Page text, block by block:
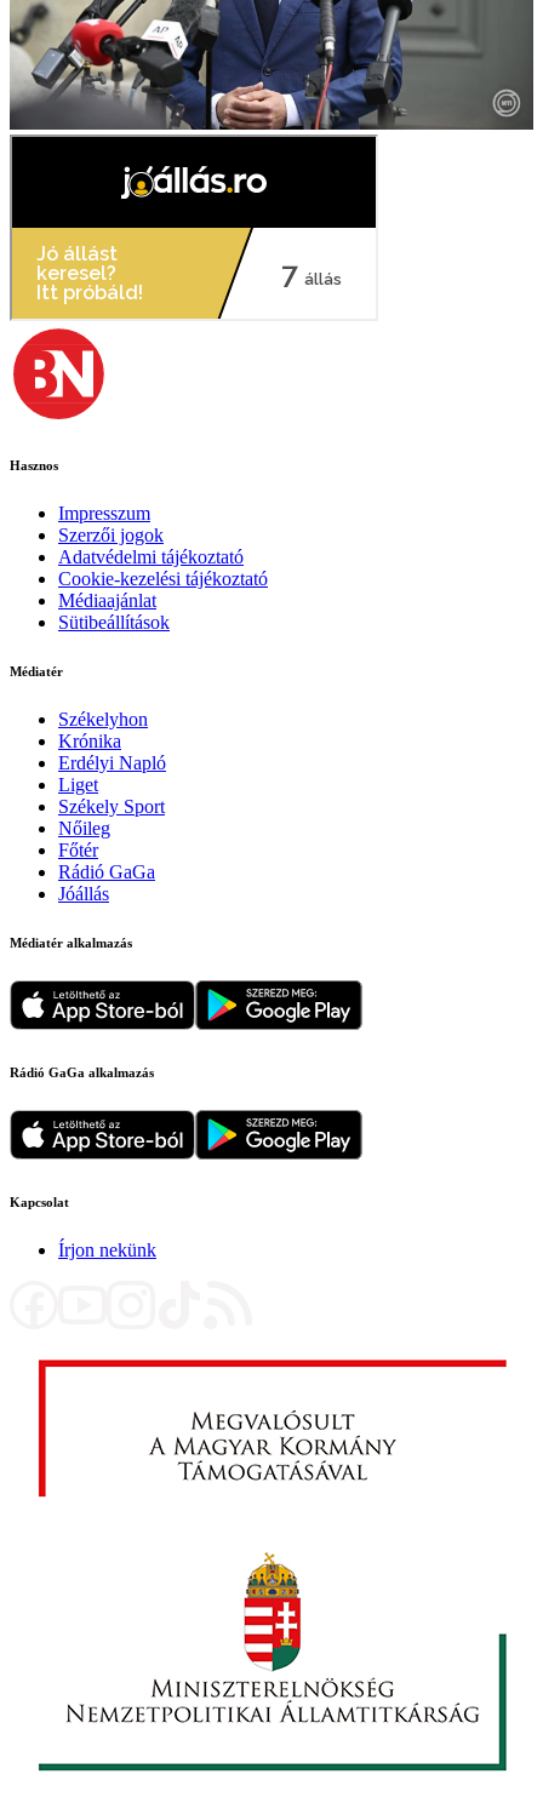
Hasznos
Impresszum
Szerzői jogok
Adatvédelmi tájékoztató
Cookie-kezelési tájékoztató
Médiaajánlat
Sütibeállítások
Médiatér
Székelyhon
Krónika
Erdélyi Napló
Liget
Székely Sport
Nőileg
Főtér
Rádió GaGa
Jóállás
Médiatér alkalmazás
Rádió GaGa alkalmazás
Kapcsolat
Írjon nekünk